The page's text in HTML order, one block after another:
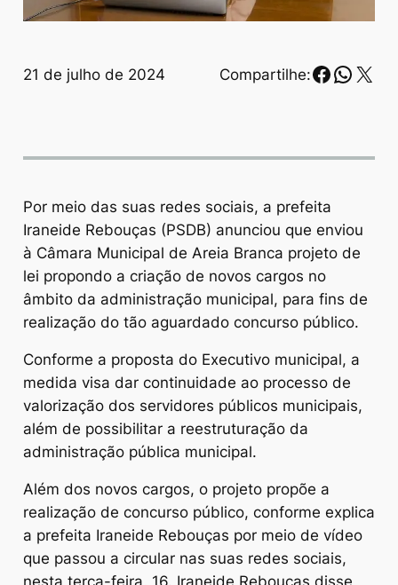
21 de julho de 2024 Compartilhe: X
Por meio das suas redes sociais, a prefeita
Iraneide Rebouças (PSDB) anunciou que enviou
à Câmara Municipal de Areia Branca projeto de
lei propondo a criação de novos cargos no
âmbito da administração municipal, para fins de
realização do tão aguardado concurso público.
Conforme a proposta do Executivo municipal, a
medida visa dar continuidade ao processo de
valorização dos servidores públicos municipais,
além de possibilitar a reestruturação da
administração pública municipal.
Além dos novos cargos, o projeto propõe a
realização de concurso público, conforme explica
a prefeita Iraneide Rebouças por meio de vídeo
que passou a circular nas suas redes sociais,
nesta terça-feira, 16. Iraneide Rebouças disse